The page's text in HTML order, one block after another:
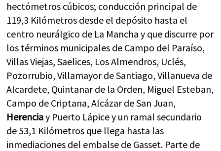
hectómetros cúbicos; conducción principal de
119,3 Kilómetros desde el depósito hasta el
centro neurálgico de La Mancha y que discurre por
los términos municipales de Campo del Paraíso,
Villas Viejas, Saelices, Los Almendros, Uclés,
Pozorrubio, Villamayor de Santiago, Villanueva de
Alcardete, Quintanar de la Orden, Miguel Esteban,
Campo de Criptana, Alcázar de San Juan,
Herenciay Puerto Lápice y un ramal secundario
de 53,1 Kilómetros que llega hasta las
inmediaciones del embalse de Gasset. Parte de